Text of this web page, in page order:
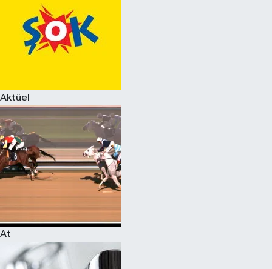
Aktüel
At